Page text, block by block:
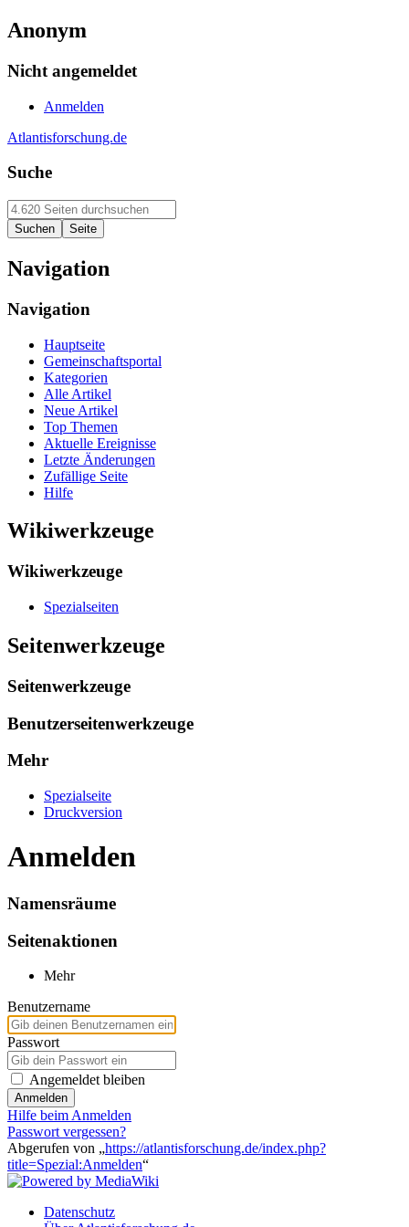
Anonym
Nicht angemeldet
Anmelden
Atlantisforschung.de
Suche
Navigation
Navigation
Hauptseite
Gemeinschaftsportal
Kategorien
Alle Artikel
Neue Artikel
Top Themen
Aktuelle Ereignisse
Letzte Änderungen
Zufällige Seite
Hilfe
Wikiwerkzeuge
Wikiwerkzeuge
Spezialseiten
Seitenwerkzeuge
Seitenwerkzeuge
Benutzerseitenwerkzeuge
Mehr
Spezialseite
Druckversion
Anmelden
Namensräume
Seitenaktionen
Mehr
Benutzername
Passwort
Angemeldet bleiben
Anmelden
Hilfe beim Anmelden
Passwort vergessen?
Abgerufen von „https://atlantisforschung.de/index.php?
title=Spezial:Anmelden“
Datenschutz